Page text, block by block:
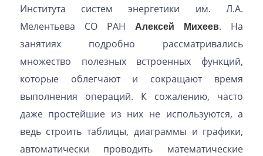
Института систем энергетики им. Л.А.
Мелентьева СО РАНАлексей Михеев. На
занятиях подробно рассматривались
множество полезных встроенных функций,
которые облегчают и сокращают время
выполнения операций. К сожалению, часто
даже простейшие из них не используются, а
ведь строить таблицы, диаграммы и графики,
автоматически проводить математические